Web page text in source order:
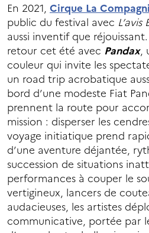
En 2021, Cirque La
public du festival avec
aussi inventif que
retour cet été avec Pandax,
couleur qui invite les
un road trip acrobatique
bord d’une modeste Fiat
prennent la route pour
mission : disperser les
voyage initiatique prend
d’une aventure déjantée,
succession de situations
performances à couper le
vertigineux, lancers de
audacieuses, les artistes
communicative, portée par